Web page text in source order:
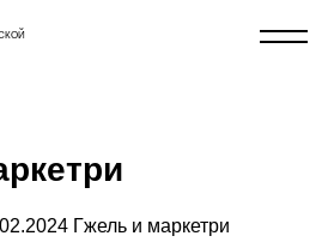
Гжель и маркетри